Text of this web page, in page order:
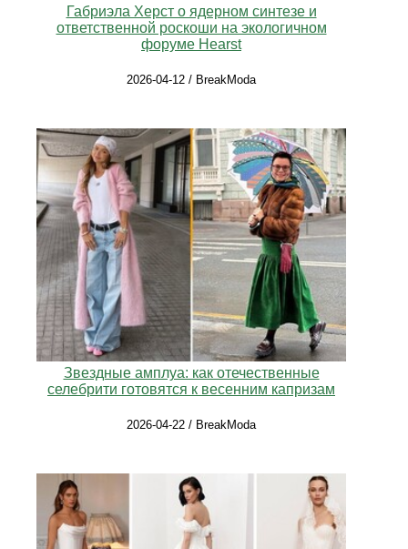
Габриэла Херст о ядерном синтезе и
ответственной роскоши на экологичном
форуме Hearst
2026-04-12 / BreakModa
Звездные амплуа: как отечественные
селебрити готовятся к весенним капризам
2026-04-22 / BreakModa